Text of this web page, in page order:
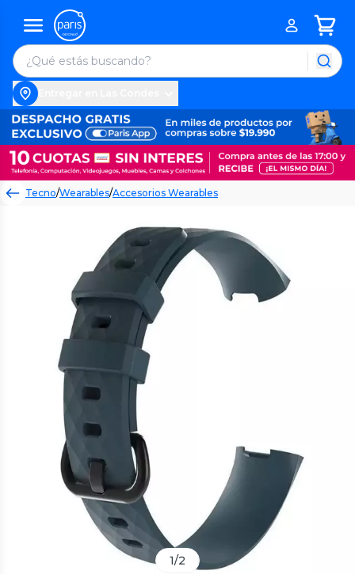
Tecno/Wearables/Accesorios Wearables
1/2